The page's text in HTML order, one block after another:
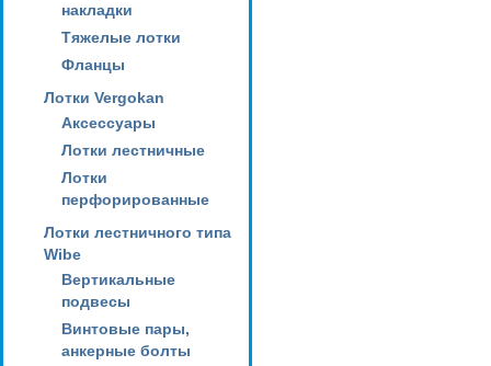
накладки
Тяжелые лотки
Фланцы
Лотки Vergokan
Аксессуары
Лотки лестничные
Лотки
перфорированные
Лотки лестничного типа
Wibe
Вертикальные
подвесы
Винтовые пары,
анкерные болты